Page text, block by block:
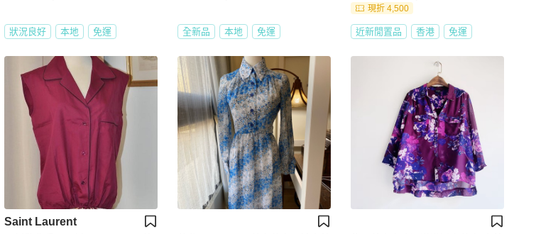
狀況良好 本地 免運 全新品 本地 免運
現折 4,500
近新閒置品 香港 免運
Saint Laurent